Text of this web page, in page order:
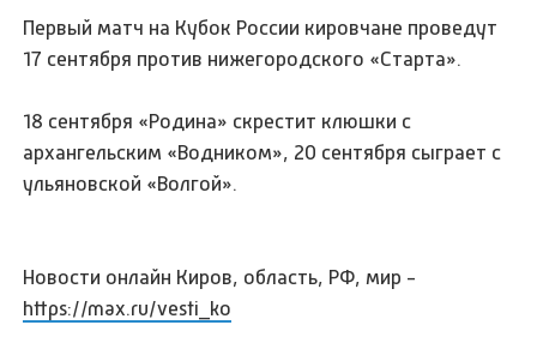
Первый матч на Кубок России кировчане проведут
17 сентября против нижегородского «Старта».
18 сентября «Родина» скрестит клюшки с
архангельским «Водником», 20 сентября сыграет с
ульяновской «Волгой».
Новости онлайн Киров, область, РФ, мир -
https://max.ru/vesti_ko